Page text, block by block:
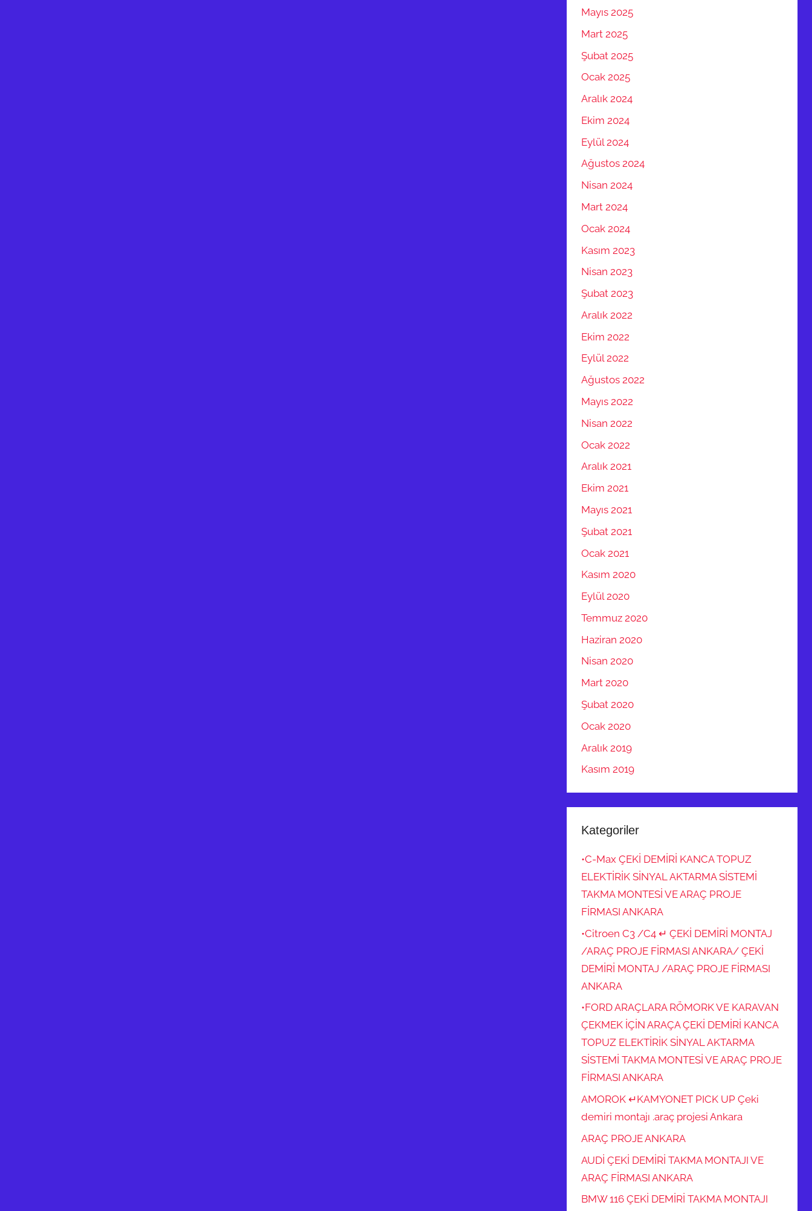
Mayıs 2025
Mart 2025
Şubat 2025
Ocak 2025
Aralık 2024
Ekim 2024
Eylül 2024
Ağustos 2024
Nisan 2024
Mart 2024
Ocak 2024
Kasım 2023
Nisan 2023
Şubat 2023
Aralık 2022
Ekim 2022
Eylül 2022
Ağustos 2022
Mayıs 2022
Nisan 2022
Ocak 2022
Aralık 2021
Ekim 2021
Mayıs 2021
Şubat 2021
Ocak 2021
Kasım 2020
Eylül 2020
Temmuz 2020
Haziran 2020
Nisan 2020
Mart 2020
Şubat 2020
Ocak 2020
Aralık 2019
Kasım 2019
Kategoriler
•C-Max ÇEKİ DEMİRİ KANCA TOPUZ
ELEKTİRİK SİNYAL AKTARMA SİSTEMİ
TAKMA MONTESİ VE ARAÇ PROJE
FİRMASI ANKARA
•Citroen C3 /C4 ↵ ÇEKİ DEMİRİ MONTAJ
/ARAÇ PROJE FİRMASI ANKARA/ ÇEKİ
DEMİRİ MONTAJ /ARAÇ PROJE FİRMASI
ANKARA
•FORD ARAÇLARA RÖMORK VE KARAVAN
ÇEKMEK İÇİN ARAÇA ÇEKİ DEMİRİ KANCA
TOPUZ ELEKTİRİK SİNYAL AKTARMA
SİSTEMİ TAKMA MONTESİ VE ARAÇ PROJE
FİRMASI ANKARA
AMOROK ↵KAMYONET PICK UP Çeki
demiri montajı .araç projesi Ankara
ARAÇ PROJE ANKARA
AUDİ ÇEKİ DEMİRİ TAKMA MONTAJI VE
ARAÇ FİRMASI ANKARA
BMW 116 ÇEKİ DEMİRİ TAKMA MONTAJI